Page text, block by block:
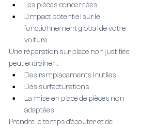
Les pièces concernées
L’impact potentiel sur le
fonctionnement global de votre
voiture
Une réparation sur place non justifiée
peut entraîner :.
Des remplacements inutiles
Des surfacturations
La mise en place de pièces non
adaptées
Prendre le temps d’écouter et de